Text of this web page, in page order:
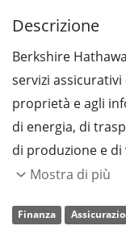
Descrizione
Berkshire
servizi
proprietà e agli
di energia, di
di produzione e
attraverso i
Primary Group,
Mostra di più
Finanza